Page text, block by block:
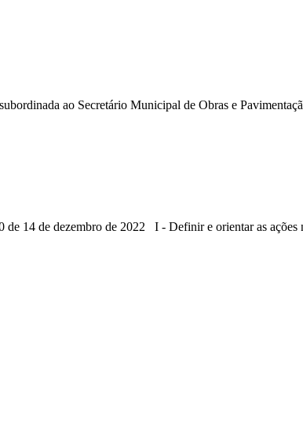
ao Secretário Municipal de Obras e
14 de dezembro de 2022 I - Definir e orientar as